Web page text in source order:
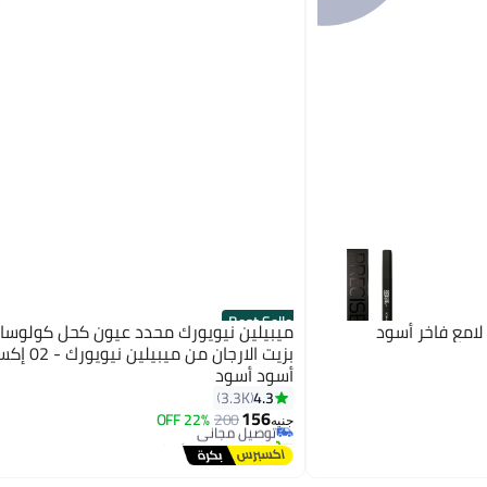
فاخر أسود Best Seller
ميبيلين نيويورك محدد عيون كحل
بزيت الارجان
أسود أسود
4.3
3.3K
جنيه156
200
22% OFF
#2 في محدد العيون
أقل سعر في 7 يوم
توصيل مجاني
تم بيع +1200 مؤخرًا
#2 في محدد العيون